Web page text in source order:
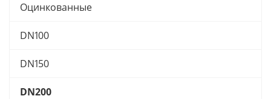
Оцинкованные
DN100
DN150
DN200